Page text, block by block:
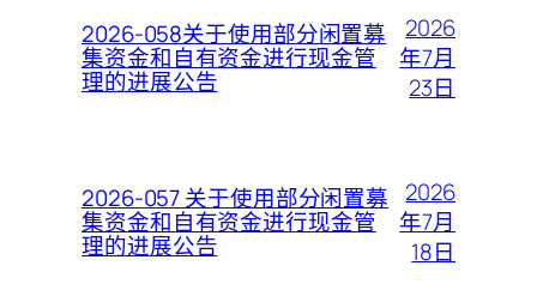
2026-058关于使用部分闲置募
集资金和自有资金进行现金管
理的进展公告
2026
年7月
23日
2026-057 关于使用部分闲置募
集资金和自有资金进行现金管
理的进展公告
2026
年7月
18日